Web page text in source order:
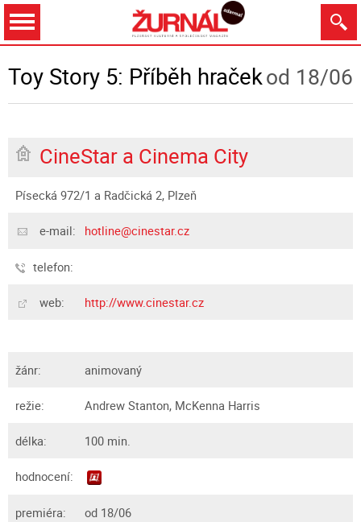
od 18/06
Toy Story 5: Příběh hraček
CineStar a Cinema City
Písecká 972/1 a Radčická 2, Plzeň
e-mail: hotline@cinestar.cz
telefon:
web: http://www.cinestar.cz
žánr: animovaný
režie: Andrew Stanton, McKenna Harris
délka: 100 min.
hodnocení:
premiéra: od 18/06